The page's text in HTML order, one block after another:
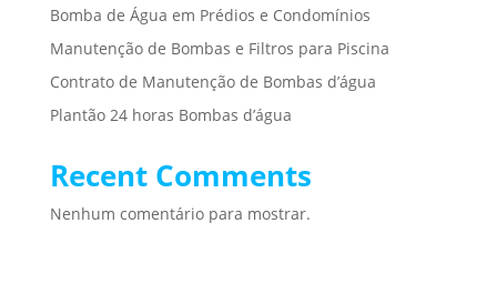
Bomba de Água em Prédios e Condomínios
Manutenção de Bombas e Filtros para Piscina
Contrato de Manutenção de Bombas d’água
Plantão 24 horas Bombas d’água
Recent Comments
Nenhum comentário para mostrar.